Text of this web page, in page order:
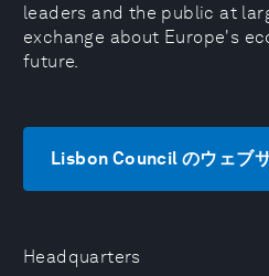
Headquarters
leaders and the public at
exchange about Europe's
future.
Lisbon Council のウェブ